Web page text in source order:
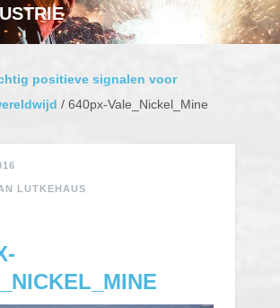
positieve signalen voor
/ 640px-Vale_Nickel_Mine
LUTKEHAUS